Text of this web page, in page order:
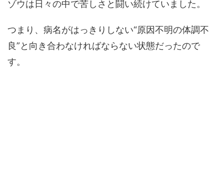
ゾウは日々の中で苦しさと闘い続けていました。
つまり、病名がはっきりしない“原因不明の体調不
良”と向き合わなければならない状態だったので
す。